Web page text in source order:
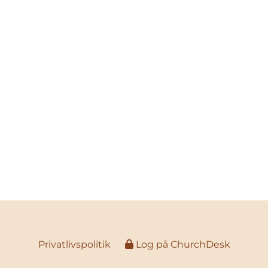
Privatlivspolitik Log på ChurchDesk